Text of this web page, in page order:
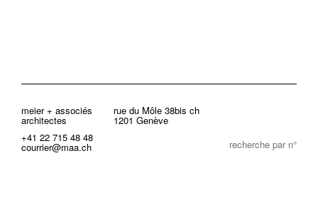
meier + associés
architectes
rue du Môle 38bis ch
1201 Genève
+41 22 715 48 48
courrier@maa.ch recherche par n°